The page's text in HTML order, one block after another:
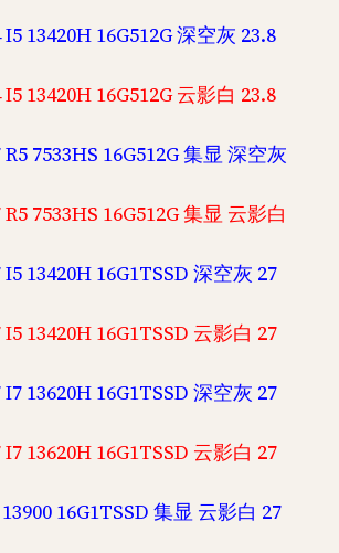
13420H 16G512G 深空灰 23.8
13420H 16G512G 云影白 23.8
7533HS 16G512G 集显 深空灰
7533HS 16G512G 集显 云影白
13420H 16G1TSSD 深空灰 27
13420H 16G1TSSD 云影白 27
13620H 16G1TSSD 深空灰 27
13620H 16G1TSSD 云影白 27
16G1TSSD 集显 云影白 27